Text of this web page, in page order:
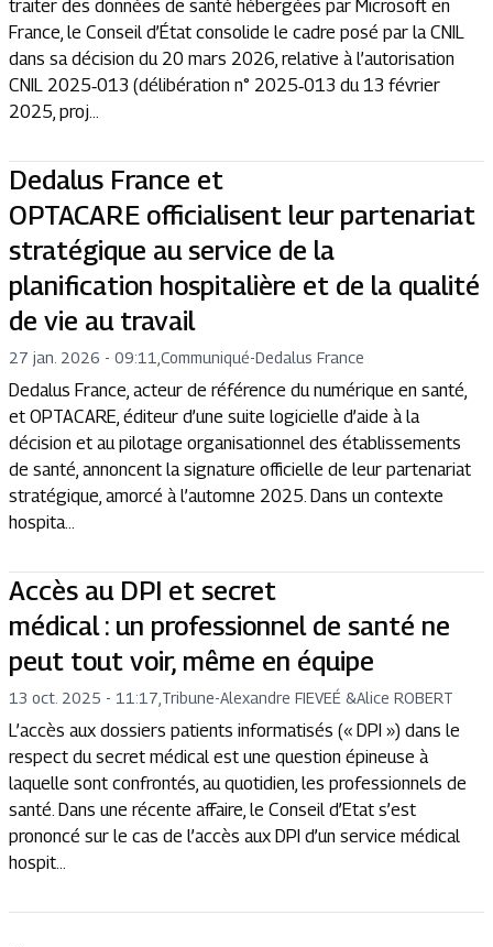
traiter des données de santé hébergées par Microsoft en
France, le Conseil d’État consolide le cadre posé par la CNIL
dans sa décision du 20 mars 2026, relative à l’autorisation
CNIL 2025‑013 (délibération n° 2025‑013 du 13 février
2025, proj...
Dedalus France et
OPTACARE officialisent leur partenariat
stratégique au service de la
planification hospitalière et de la qualité
de vie au travail
27 jan. 2026 - 09:11 Communiqué-Dedalus France
Dedalus France, acteur de référence du numérique en santé,
et OPTACARE, éditeur d’une suite logicielle d’aide à la
décision et au pilotage organisationnel des établissements
de santé, annoncent la signature officielle de leur partenariat
stratégique, amorcé à l’automne 2025. Dans un contexte
hospita...
Accès au DPI et secret
médical : un professionnel de santé ne
peut tout voir, même en équipe
13 oct. 2025 - 11:17 Tribune-Alexandre FIEVEÉ &Alice ROBERT
L’accès aux dossiers patients informatisés (« DPI ») dans le
respect du secret médical est une question épineuse à
laquelle sont confrontés, au quotidien, les professionnels de
santé. Dans une récente affaire, le Conseil d’Etat s’est
prononcé sur le cas de l’accès aux DPI d’un service médical
hospit...